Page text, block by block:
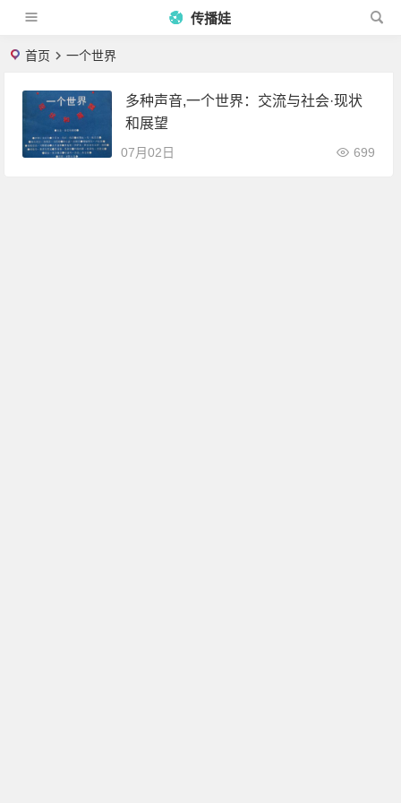
传播娃
首页 一个世界
多种声音,一个世界：交流与社会·现状
和展望
07月02日 699